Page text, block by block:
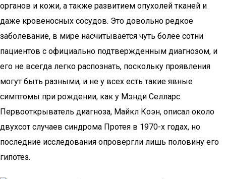
органов и кожи, а также развитием опухолей тканей и
даже кровеносных сосудов. Это довольно редкое
заболевание, в мире насчитывается чуть более сотни
пациентов с официально подтвержденным диагнозом, и
его не всегда легко распознать, поскольку проявления
могут быть разными, и не у всех есть такие явные
симптомы при рождении, как у Мэнди Селларс.
Первооткрыватель диагноза, Майкл Коэн, описал около
двухсот случаев синдрома Протея в 1970-х годах, но
последние исследования опровергли лишь половину его
гипотез.